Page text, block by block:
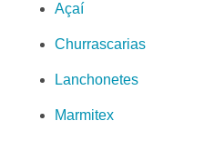
Açaí
Churrascarias
Lanchonetes
Marmitex